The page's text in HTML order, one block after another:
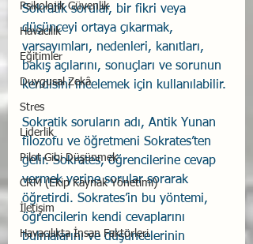
Psikolojik Güvenlik
Havacılık
Eğitimler
Duygusal Zekâ
Stres
Liderlik
Pilot Gibi Düşünmek
CRM (Ekip Kaynak Yönetimi)
İletişim
Havacılıkta İnsan Faktörleri
Sokratik sorular, bir fikri veya
düşünceyi ortaya çıkarmak,
varsayımları, nedenleri, kanıtları,
bakış açılarını, sonuçları ve sorunun
kendisini incelemek için kullanılabilir.
Sokratik soruların adı, Antik Yunan
filozofu ve öğretmeni Sokrates’ten
gelir. Sokrates, öğrencilerine cevap
vermek yerine sorular sorarak
öğretirdi. Sokrates’in bu yöntemi,
öğrencilerin kendi cevaplarını
bulmalarını ve düşüncelerinin